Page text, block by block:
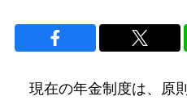
現在の年金制度は、原